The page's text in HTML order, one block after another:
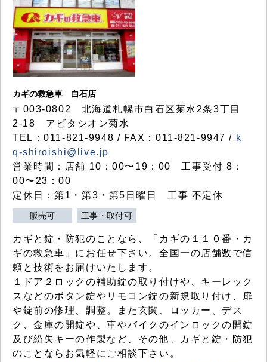
カギの救急車 白石店
〒003-0802 北海道札幌市白石区菊水2条3丁目
2-18 アビタシオン菊水
TEL：011-821-9948 / FAX：011-821-9947 / k
q-shiroishi@live.jp
営業時間：店舗 10：00〜19：00 工事受付 8：
00〜23：00
定休日：第1・第3・第5日曜日 工事 不定休
販売可 工事・取付可
カギと錠・防犯のことなら、「カギの１１０番・カ
ギの救急車」にお任せ下さい。全国一の店舗数で信
頼と技術をお届けいたします。
１ドア２ロックの補助錠の取り付けや、キーレック
スなどのボタン錠やリモコン錠の新規取り付け、扉
や錠前の修理、調整。また玄関、ロッカー、デス
ク、金庫の開錠や、車やバイクのインロックの開錠
及び紛失キーの作製など、その他、カギと錠・防犯
のことならお気軽にご相談下さい。